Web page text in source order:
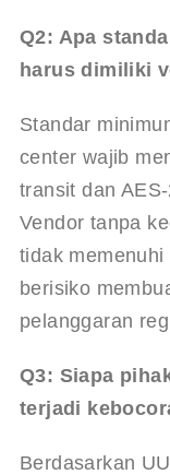
Q2: Apa
harus dimiliki
Standar
center wajib
transit dan
Vendor tanpa
tidak
berisiko
pelanggaran
Q3: Siapa
terjadi
Berdasarkan